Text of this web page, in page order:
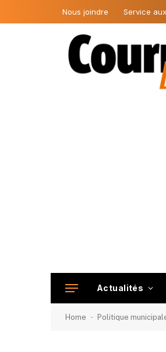
Nous joindre Service
Actualités
Home - Politique